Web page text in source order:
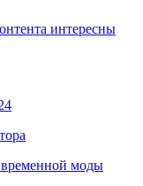
интересны
временной моды